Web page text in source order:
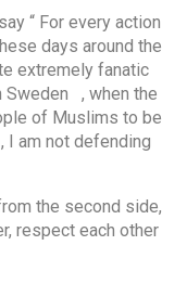
“ For every action
days around the
extremely fanatic
Sweden , when the
of Muslims to be
I am not defending
the second side,
respect each other